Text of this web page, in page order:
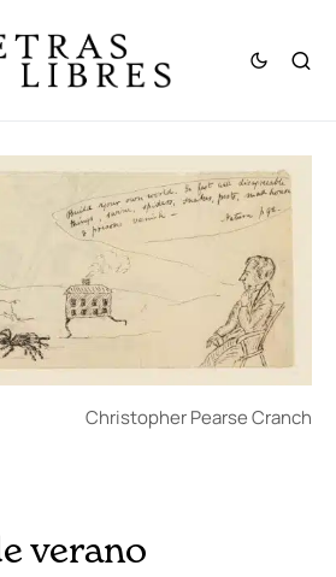
Christopher Pearse Cranch
verano